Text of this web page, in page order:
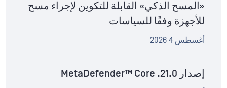
«المسح الذكي» القابلة للتكوين لإجراء مسح
للأجهزة وفقًا للسياسات
أغسطس 4 2026
إصدار MetaDefender™ Core .21.0